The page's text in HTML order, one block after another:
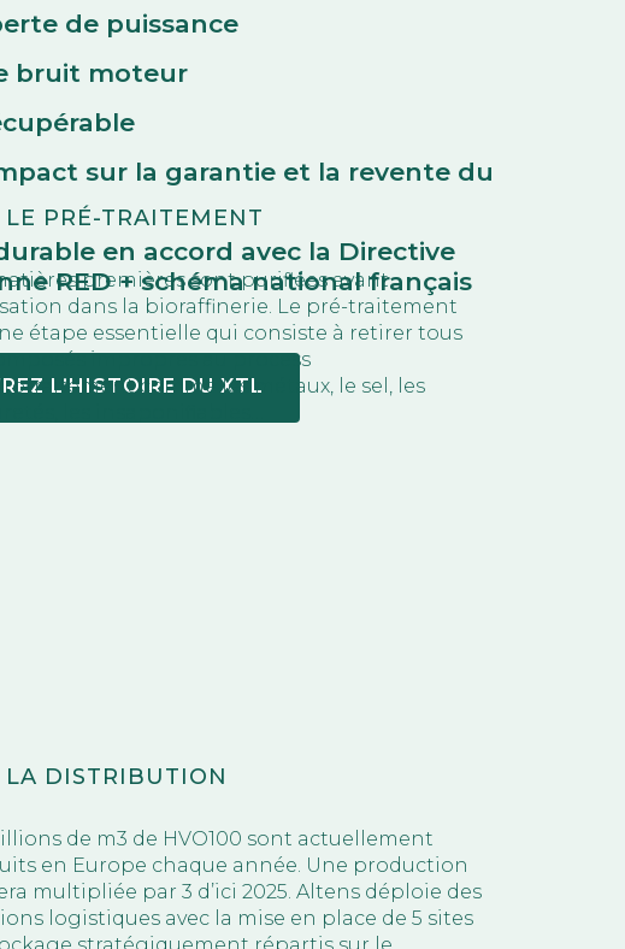
de puissance
bruit moteur
sur la garantie et la revente du
en accord avec la Directive
RED + schéma national français
L’HISTOIRE DU XTL
LE PRÉ-TRAITEMENT
premières sont purifiées avant
dans la bioraffinerie. Le pré-traitement
étape essentielle qui consiste à retirer tous
impropres au process
comme les métaux, le sel, les
LA DISTRIBUTION
de m3 de HVO100 sont actuellement
en Europe chaque année. Une production
multipliée par 3 d’ici 2025. Altens déploie des
logistiques avec la mise en place de 5 sites
stratégiquement répartis sur le